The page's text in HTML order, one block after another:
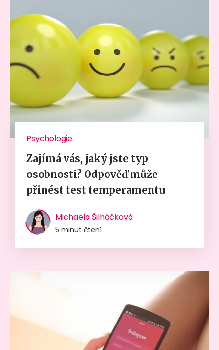
Psychologie
Zajímá vás, jaký jste typ
osobnosti? Odpověď může
přinést test temperamentu
Michaela Šilháčková
5 minut čtení